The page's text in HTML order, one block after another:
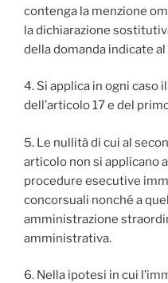
contenga la menzione
la dichiarazione
della domanda indicate
4. Si applica in ogni caso
dell’articolo 17 e del
5. Le nullità di cui al
articolo non si applicano
procedure esecutive
concorsuali nonché a
amministrazione
amministrativa.
6. Nella ipotesi in cui